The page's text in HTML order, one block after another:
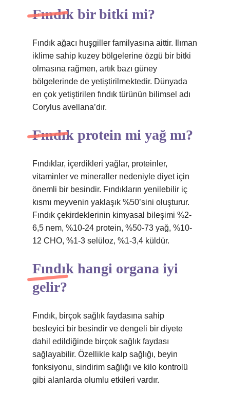
Fındık bir bitki mi?
Fındık ağacı huşgiller familyasına aittir. Ilıman
iklime sahip kuzey bölgelerine özgü bir bitki
olmasına rağmen, artık bazı güney
bölgelerinde de yetiştirilmektedir. Dünyada
en çok yetiştirilen fındık türünün bilimsel adı
Corylus avellana’dır.
Fındık protein mi yağ mı?
Fındıklar, içerdikleri yağlar, proteinler,
vitaminler ve mineraller nedeniyle diyet için
önemli bir besindir. Fındıkların yenilebilir iç
kısmı meyvenin yaklaşık %50’sini oluşturur.
Fındık çekirdeklerinin kimyasal bileşimi %2-
6,5 nem, %10-24 protein, %50-73 yağ, %10-
12 CHO, %1-3 selüloz, %1-3,4 küldür.
Fındık hangi organa iyi
gelir?
Fındık, birçok sağlık faydasına sahip
besleyici bir besindir ve dengeli bir diyete
dahil edildiğinde birçok sağlık faydası
sağlayabilir. Özellikle kalp sağlığı, beyin
fonksiyonu, sindirim sağlığı ve kilo kontrolü
gibi alanlarda olumlu etkileri vardır.